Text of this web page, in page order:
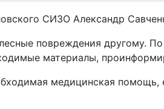
СИЗО Александр
повреждения другому.
материалы,
медицинская